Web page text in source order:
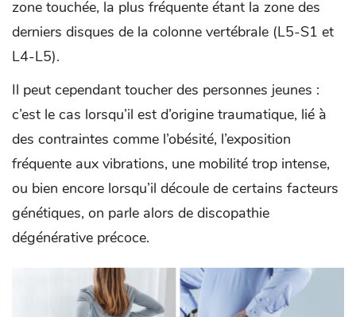
zone touchée, la plus fréquente étant la zone des
derniers disques de la colonne vertébrale (L5-S1 et
L4-L5).
Il peut cependant toucher des personnes jeunes :
c’est le cas lorsqu’il est d’origine traumatique, lié à
des contraintes comme l’obésité, l’exposition
fréquente aux vibrations, une mobilité trop intense,
ou bien encore lorsqu’il découle de certains facteurs
génétiques, on parle alors de discopathie
dégénérative précoce.